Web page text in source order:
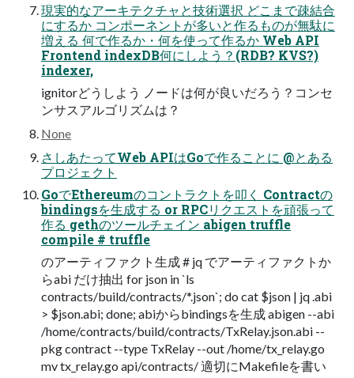
現実的なアーキテクチャと技術選択 どこまで疎結合
にするか コンポーネントが多いと作るものが無駄に
増える 何で作るか・何を使って作るか Web API
Frontend indexDB何にしよう？(RDB? KVS?)
indexer,
ignitorどうしよう ノードは何が良いだろう？コンセ
ンサスアルゴリズムは？
None
さしあたってWeb APIはGoで作ることに @とある
プロジェクト
GoでEthereumのコントラクトを叩く Contractの
bindingsを⽣成する or RPCリクエストを頑張って
作る gethのツールチェイン abigen truffle
compile # truffle
のアーティファクト⽣成 # jq でアーティファクトか
らabi だけ抽出 for json in `ls
contracts/build/contracts/*.json`; do cat $json | jq .abi
> $json.abi; done; abiからbindingsを⽣成 abigen --abi
/home/contracts/build/contracts/TxRelay.json.abi --
pkg contract --type TxRelay --out /home/tx_relay.go
mv tx_relay.go api/contracts/ 適切にMakefileを書い